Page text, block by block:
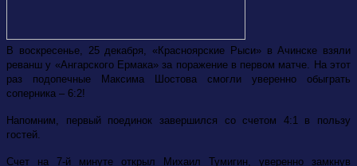
В воскресенье, 25 декабря, «Красноярские Рыси» в Ачинске взяли
реванш у «Ангарского Ермака» за поражение в первом матче. На этот
раз подопечные Максима Шостова смогли уверенно обыграть
соперника – 6:2!
Напомним, первый поединок завершился со счетом 4:1 в пользу
гостей.
Счет на 7-й минуте открыл Михаил Тумигин, уверенно замкнув